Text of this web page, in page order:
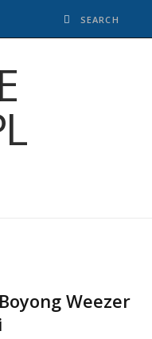
Weezer